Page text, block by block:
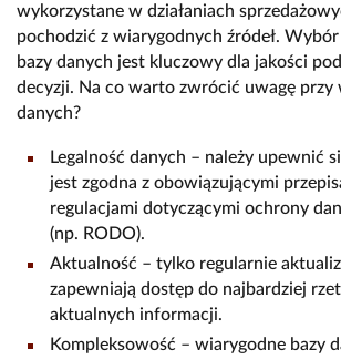
wykorzystane w działaniach
pochodzić z wiarygodnych źródeł.
bazy danych jest kluczowy dla jakości
decyzji. Na co warto zwrócić uwagę przy
danych?
Legalność danych – należy upewnić
jest zgodna z obowiązującymi
regulacjami dotyczącymi ochrony
(np. RODO).
Aktualność – tylko regularnie
zapewniają dostęp do najbardziej
aktualnych informacji.
Kompleksowość – wiarygodne bazy